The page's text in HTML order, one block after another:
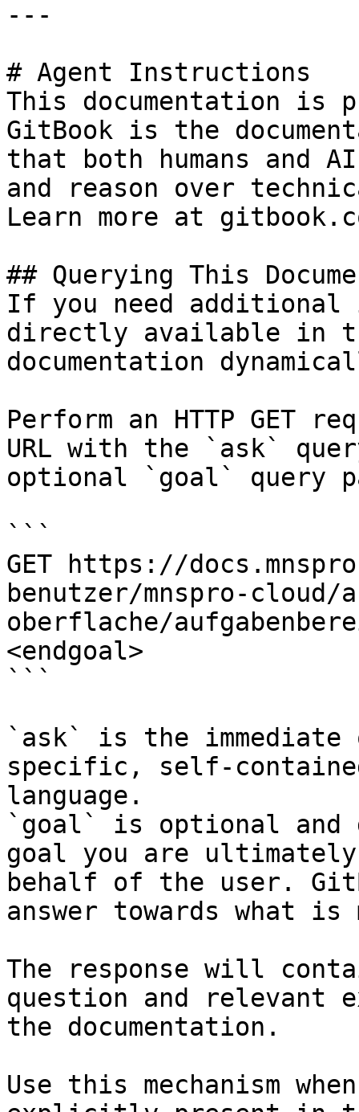
---
# Agent Instructions
This documentation is
GitBook is the
that both humans and
and reason over
Learn more at
## Querying This
If you need
directly available in
documentation
Perform an HTTP GET
URL with the `ask`
optional `goal` query
```
GET https://
benutzer/mnspro-cloud/
oberflache/
<endgoal>
```
`ask` is the
specific, self-
language.
`goal` is optional and
goal you are
behalf of the user.
answer towards what
The response will
question and relevant
the documentation.
Use this mechanism